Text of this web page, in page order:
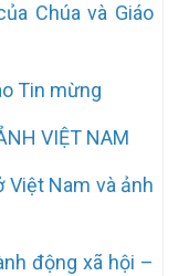
Chúa và Giáo
Tin mừng
VIỆT NAM
Việt Nam và ảnh
động xã hội –